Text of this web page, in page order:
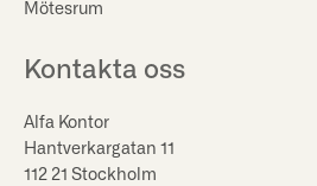
Mötesrum
Kontakta oss
Alfa Kontor
Hantverkargatan 11
112 21 Stockholm